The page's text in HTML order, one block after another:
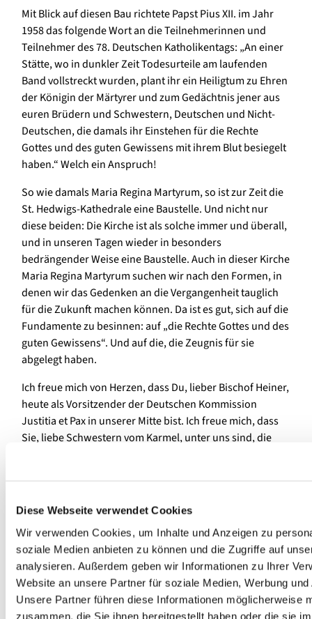
Diese Webseite verwendet Cookies
Wir verwenden Cookies, um Inhalte und Anzeigen zu
soziale Medien anbieten zu können und die Zugriffe auf
analysieren. Außerdem geben wir Informationen zu Ihrer
Website an unsere Partner für soziale Medien, Werbung
Unsere Partner führen diese Informationen möglicherweise
zusammen, die Sie ihnen bereitgestellt haben oder die sie
Mit Blick auf diesen Bau richtete Papst Pius XII. im Jahr
1958 das folgende Wort an die Teilnehmerinnen und
Teilnehmer des 78. Deutschen Katholikentags: „An einer
Stätte, wo in dunkler Zeit Todesurteile am laufenden
Band vollstreckt wurden, plant ihr ein Heiligtum zu Ehren
der Königin der Märtyrer und zum Gedächtnis jener aus
euren Brüdern und Schwestern, Deutschen und Nicht-
Deutschen, die damals ihr Einstehen für die Rechte
Gottes und des guten Gewissens mit ihrem Blut besiegelt
haben.“ Welch ein Anspruch!
So wie damals Maria Regina Martyrum, so ist zur Zeit die
St. Hedwigs-Kathedrale eine Baustelle. Und nicht nur
diese beiden: Die Kirche ist als solche immer und überall,
und in unseren Tagen wieder in besonders
bedrängender Weise eine Baustelle. Auch in dieser Kirche
Maria Regina Martyrum suchen wir nach den Formen, in
denen wir das Gedenken an die Vergangenheit tauglich
für die Zukunft machen können. Da ist es gut, sich auf die
Fundamente zu besinnen: auf „die Rechte Gottes und des
guten Gewissens“. Und auf die, die Zeugnis für sie
abgelegt haben.
Ich freue mich von Herzen, dass Du, lieber Bischof Heiner,
heute als Vorsitzender der Deutschen Kommission
Justitia et Pax in unserer Mitte bist. Ich freue mich, dass
Sie, liebe Schwestern vom Karmel, unter uns sind, die
„So ist dieser Anfang gesetzt, dieser Grundstein gelegt im
Namen des Vaters, der durch den Tod Seines Sohnes,
unseres Herrn Jesus Christus, in der Liebesglut Seines
Geistes den Seinen Kraft verleiht zu treuem Zeugnis!“,
heißt es in der Predigt von Kardinal Döpfner bei der
Grundsteinlegung im Jahr 1960. „Wachsen wir hinein in